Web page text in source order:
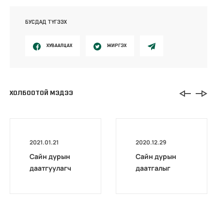
БУСДАД ТҮГЭЭХ
ХУВААЛЦАХ ЖИРГЭХ
ХОЛБООТОЙ МЭДЭЭ
2021.01.21
Сайн дурын
даатгуулагч
2020.12.29
Сайн дурын
даатгалыг